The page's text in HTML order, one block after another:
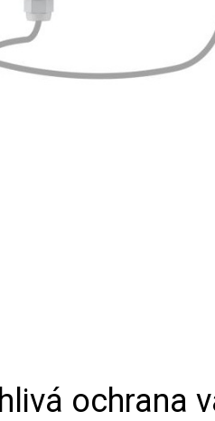
ochrana